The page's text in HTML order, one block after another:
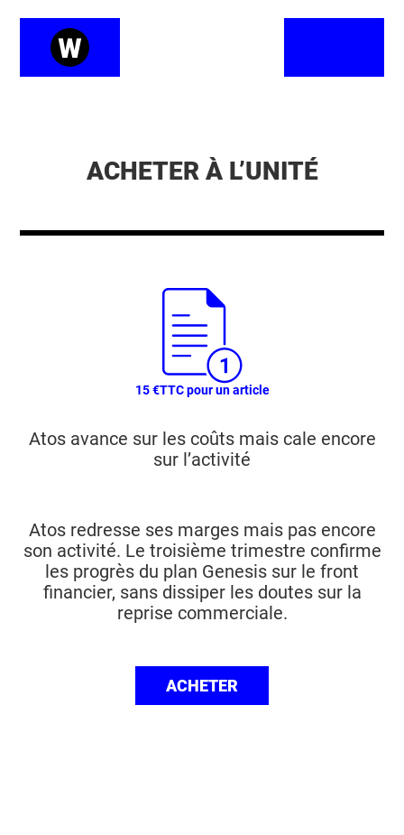
ACHETER À L’UNITÉ
15 €TTC pour un article
Atos avance sur les coûts mais cale encore
sur l’activité
Atos redresse ses marges mais pas encore
son activité. Le troisième trimestre confirme
les progrès du plan Genesis sur le front
financier, sans dissiper les doutes sur la
reprise commerciale.
ACHETER